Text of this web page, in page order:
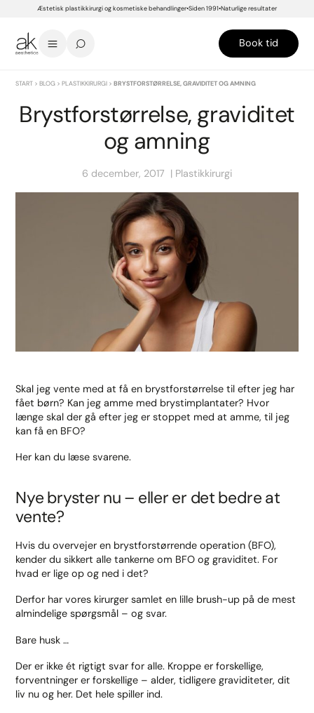
Æstetisk plastikkirurgi og kosmetiske behandlinger Siden 1991 Naturlige resultater
Book tid
START >BLOG >PLASTIKKIRURGI >BRYSTFORSTØRRELSE, GRAVIDITET OG AMNING
Brystforstørrelse, graviditet
og amning
6 december, 2017 Plastikkirurgi
Skal jeg vente med at få en brystforstørrelse til efter jeg har
fået børn? Kan jeg amme med brystimplantater? Hvor
længe skal der gå efter jeg er stoppet med at amme, til jeg
kan få en BFO?
Her kan du læse svarene.
Nye bryster nu – eller er det bedre at
vente?
Hvis du overvejer en brystforstørrende operation (BFO),
kender du sikkert alle tankerne om BFO og graviditet. For
hvad er lige op og ned i det?
Derfor har vores kirurger samlet en lille brush-up på de mest
almindelige spørgsmål – og svar.
Bare husk …
Der er ikke ét rigtigt svar for alle. Kroppe er forskellige,
forventninger er forskellige – alder, tidligere graviditeter, dit
liv nu og her. Det hele spiller ind.